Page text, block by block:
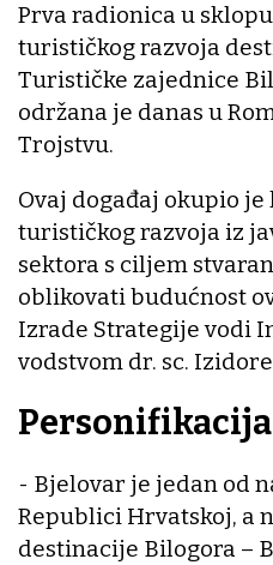
Prva radionica u
turističkog razvoja
Turističke zajednice
održana je danas u
Trojstvu.
Ovaj događaj okupio
turističkog razvoja iz
sektora s ciljem
oblikovati budućnost
Izrade Strategije vodi
vodstvom dr. sc.
- Bjelovar je jedan od
Republici Hrvatskoj, a
destinacije Bilogora –